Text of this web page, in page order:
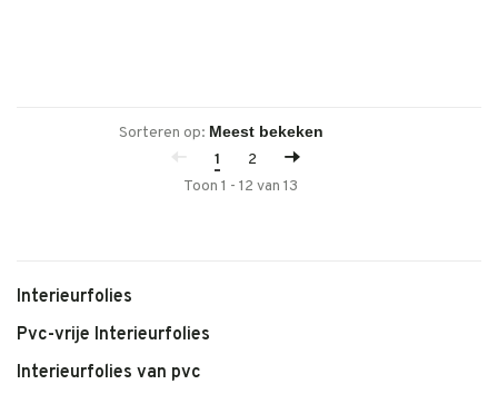
Sorteren op:
1
2
Toon 1 - 12 van 13
Interieurfolies
Pvc-vrije Interieurfolies
Interieurfolies van pvc